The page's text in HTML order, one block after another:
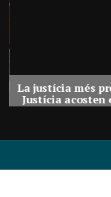
La justícia més
Justícia acosten
conflictes als